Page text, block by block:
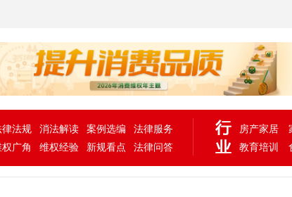
法规 消法解读 案例选编 法律服务
广角
维权经验 新规看点 法律问答
房产家居
教育培训